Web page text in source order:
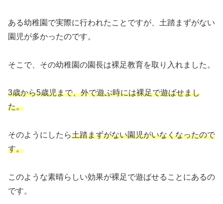
ある幼稚園で実際に行われたことですが、土踏まずがない
園児が多かったのです。
そこで、その幼稚園の園長は裸足教育を取り入れました。
3歳から5歳児まで、外で遊ぶ時には裸足で遊ばせまし
た。
そのようにしたら土踏まずがない園児がいなくなったので
す。
このような素晴らしい効果が裸足で遊ばせることにあるの
です。